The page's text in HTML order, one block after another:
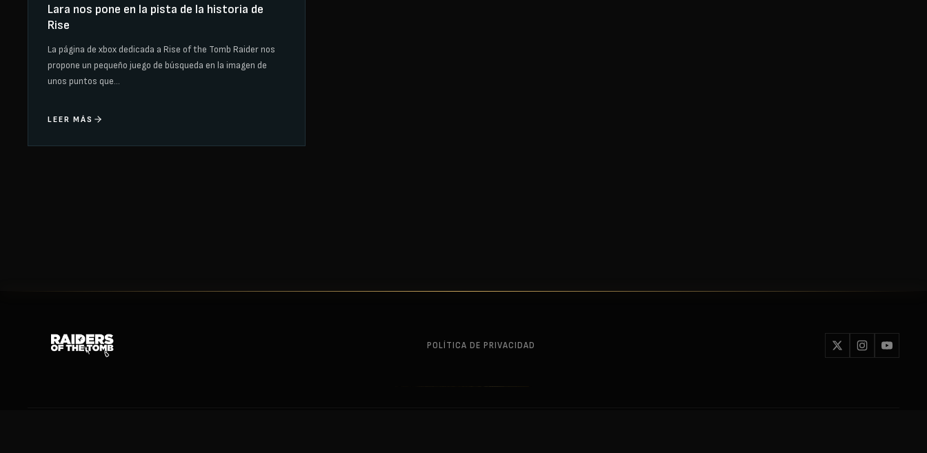
Lara nos pone en la pista de la historia de
Rise
La página de xbox dedicada a Rise of the Tomb Raider nos
propone un pequeño juego de búsqueda en la imagen de
unos puntos que…
LEER MÁS
POLÍTICA DE PRIVACIDAD